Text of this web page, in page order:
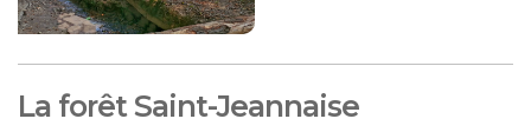
La forêt Saint-Jeannaise